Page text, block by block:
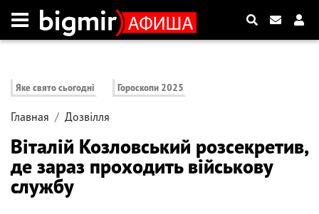
Яке свято сьогодні Гороскопи 2025
Главная Дозвілля
Віталій Козловський розсекретив,
де зараз проходить військову
службу